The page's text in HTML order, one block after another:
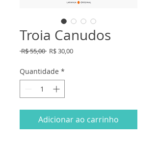
Troia Canudos
R$ 55,00 Preço
R$ 30,00Preço
Quantidade *
Adicionar ao carrinho